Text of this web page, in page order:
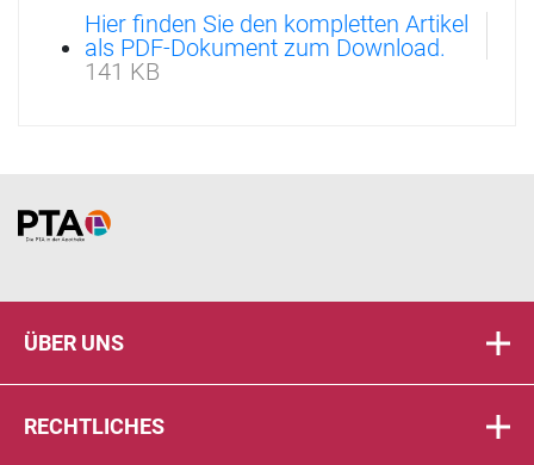
Hier finden Sie den kompletten Artikel
als PDF-Dokument zum Download.
141 KB
Home
ÜBER UNS
RECHTLICHES